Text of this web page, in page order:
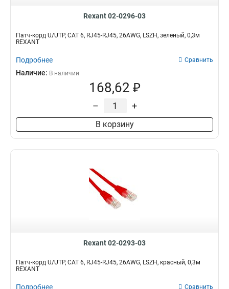
Rexant 02-0296-03
Патч-корд U/UTP, CAT 6, RJ45-RJ45, 26AWG, LSZH, зеленый, 0,3м
REXANT
Подробнее Сравнить
Наличие: В наличии
168,62 ₽
– +
В корзину
Rexant 02-0293-03
Патч-корд U/UTP, CAT 6, RJ45-RJ45, 26AWG, LSZH, красный, 0,3м
REXANT
Подробнее Сравнить